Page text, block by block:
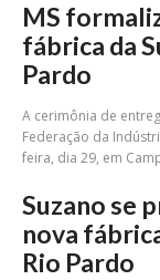
MS
fábrica da
Pardo
A cerimônia de
Federação da
feira, dia 29, em
Suzano se
nova
Rio Pardo